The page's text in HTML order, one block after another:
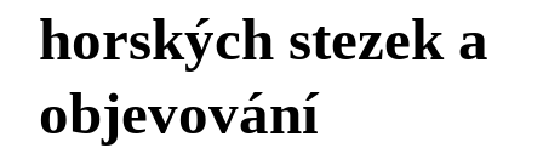
horských stezek a
objevování